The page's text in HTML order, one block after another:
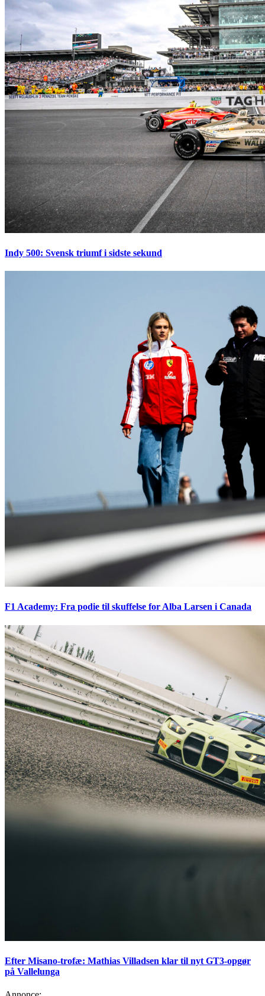
Indy 500: Svensk triumf i sidste sekund
F1 Academy: Fra podie til skuffelse for Alba Larsen i Canada
Efter Misano-trofæ: Mathias Villadsen klar til nyt GT3-opgør
på Vallelunga